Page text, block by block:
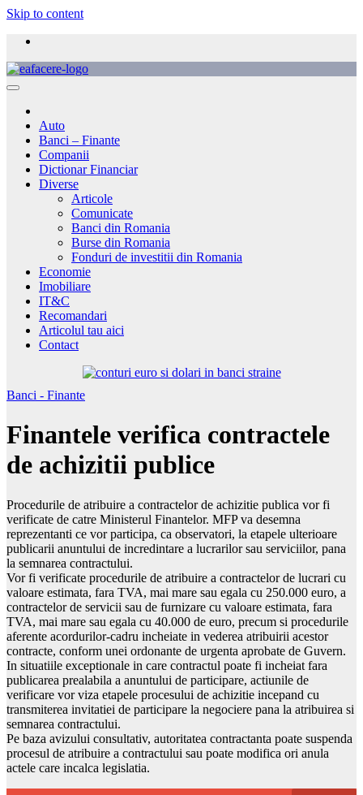
Skip to content
Auto
Banci – Finante
Companii
Dictionar Financiar
Diverse
Articole
Comunicate
Banci din Romania
Burse din Romania
Fonduri de investitii din Romania
Economie
Imobiliare
IT&C
Recomandari
Articolul tau aici
Contact
Banci - Finante
Finantele verifica contractele
de achizitii publice
Procedurile de atribuire a contractelor de achizitie publica vor fi
verificate de catre Ministerul Finantelor. MFP va desemna
reprezentanti ce vor participa, ca observatori, la etapele ulterioare
publicarii anuntului de incredintare a lucrarilor sau serviciilor, pana
la semnarea contractului.
Vor fi verificate procedurile de atribuire a contractelor de lucrari cu
valoare estimata, fara TVA, mai mare sau egala cu 250.000 euro, a
contractelor de servicii sau de furnizare cu valoare estimata, fara
TVA, mai mare sau egala cu 40.000 de euro, precum si procedurile
aferente acordurilor-cadru incheiate in vederea atribuirii acestor
contracte, conform unei ordonante de urgenta aprobate de Guvern.
In situatiile exceptionale in care contractul poate fi incheiat fara
publicarea prealabila a anuntului de participare, actiunile de
verificare vor viza etapele procesului de achizitie incepand cu
transmiterea invitatiei de participare la negociere pana la atribuirea si
semnarea contractului.
Pe baza avizului consultativ, autoritatea contractanta poate suspenda
procesul de atribuire a contractului sau poate modifica ori anula
actele care incalca legislatia.